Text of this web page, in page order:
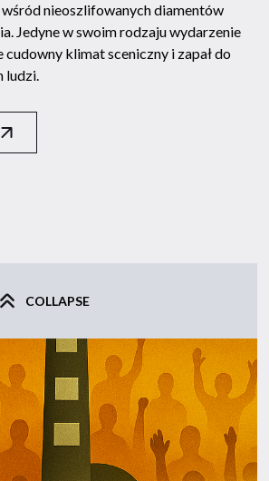
nieoszlifowanych diamentów
Jedyne w swoim rodzaju wydarzenie
cudowny klimat sceniczny i zapał do
ludzi.
COLLAPSE